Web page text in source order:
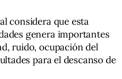
considera que esta
genera importantes
ruido, ocupación del
para el descanso de